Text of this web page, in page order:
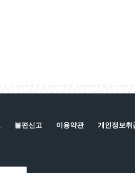
불편신고 이용약관 개인정보취